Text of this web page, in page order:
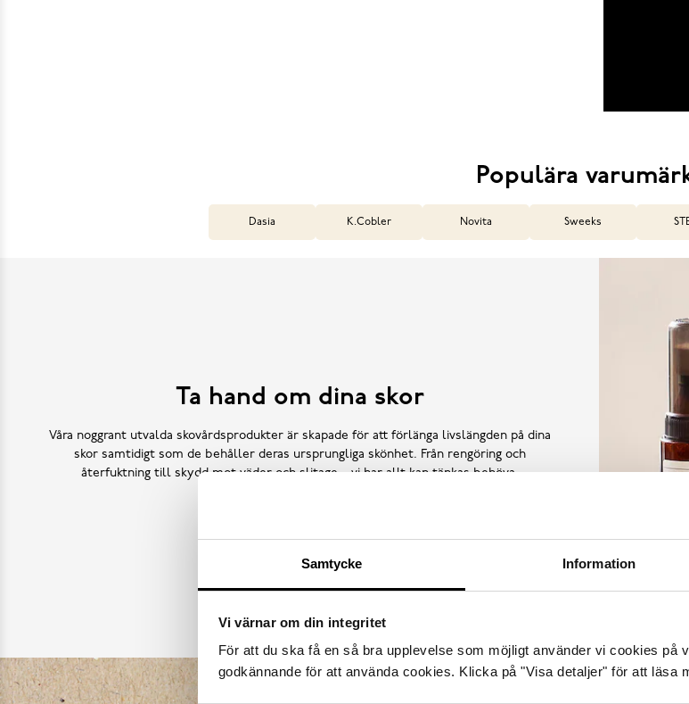
Samtycke Information
Vi värnar om din integritet
För att du ska få en så bra upplevelse som möjligt använder vi cookies på
godkännande för att använda cookies. Klicka på "Visa detaljer" för att läsa
Populära
Dasia K.Cobler Novita Sweeks
Ta hand om dina skor
Våra noggrant utvalda skovårdsprodukter är skapade för att förlänga livslängden på dina
skor samtidigt som de behåller deras ursprungliga skönhet. Från rengöring och
återfuktning till skydd mot väder och slitage – vi har allt kan tänkas behöva.